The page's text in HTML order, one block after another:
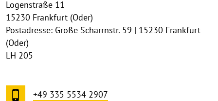
Logenstraße 11
15230 Frankfurt (Oder)
Postadresse: Große Scharrnstr. 59 | 15230 Frankfurt
(Oder)
LH 205
+49 335 5534 2907